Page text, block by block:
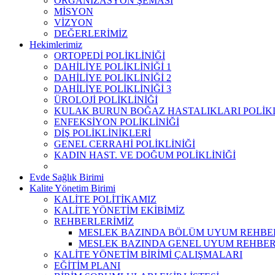
MİSYON
VİZYON
DEĞERLERİMİZ
Hekimlerimiz
ORTOPEDİ POLİKLİNİĞİ
DAHİLİYE POLİKLİNİĞİ 1
DAHİLİYE POLİKLİNİĞİ 2
DAHİLİYE POLİKLİNİĞİ 3
ÜROLOJİ POLİKLİNİĞİ
KULAK BURUN BOĞAZ HASTALIKLARI
ENFEKSİYON POLİKLİNİĞİ
DİŞ POLİKLİNİKLERİ
GENEL CERRAHİ POLİKLİNİĞİ
KADIN HAST. VE DOĞUM POLİKLİNİĞİ
Evde Sağlık Birimi
Kalite Yönetim Birimi
KALİTE POLİTİKAMIZ
KALİTE YÖNETİM EKİBİMİZ
REHBERLERİMİZ
MESLEK BAZINDA BÖLÜM UYUM
MESLEK BAZINDA GENEL UYUM
KALİTE YÖNETİM BİRİMİ ÇALIŞMALARI
EĞİTİM PLANI